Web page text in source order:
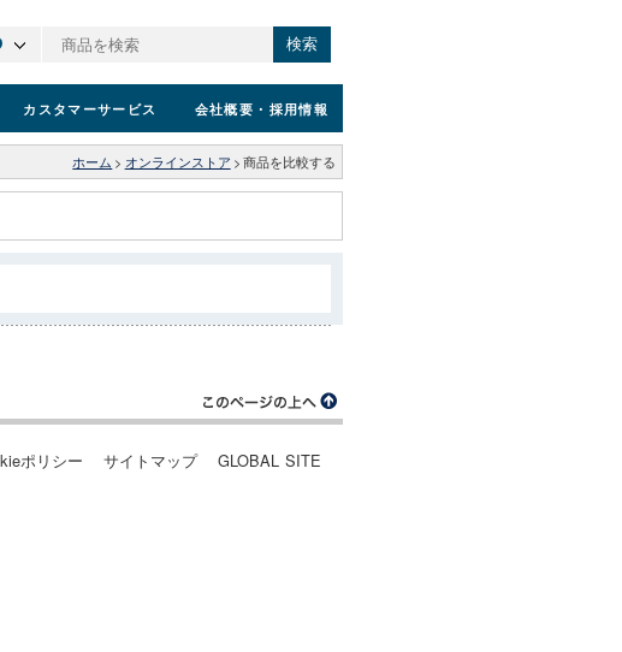
検索
カスタマーサービス 会社概要 ・採用情報
ホーム > オンラインストア > 商品を比較する
ポリシー サイトマップ GLOBAL SITE